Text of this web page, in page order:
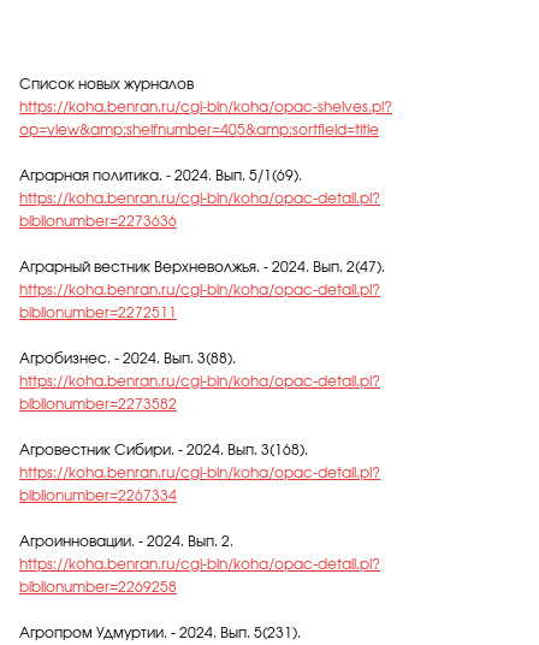
Список новых журналов
https://koha.benran.ru/cgi-bin/koha/opac-shelves.pl?
op=view&amp;shelfnumber=405&amp;sortfield=title
Аграрная политика. - 2024. Вып. 5/1(69).
https://koha.benran.ru/cgi-bin/koha/opac-detail.pl?
biblionumber=2273636
Аграрный вестник Верхневолжья. - 2024. Вып. 2(47).
https://koha.benran.ru/cgi-bin/koha/opac-detail.pl?
biblionumber=2272511
Агробизнес. - 2024. Вып. 3(88).
https://koha.benran.ru/cgi-bin/koha/opac-detail.pl?
biblionumber=2273582
Агровестник Сибири. - 2024. Вып. 3(168).
https://koha.benran.ru/cgi-bin/koha/opac-detail.pl?
biblionumber=2267334
Агроинновации. - 2024. Вып. 2.
https://koha.benran.ru/cgi-bin/koha/opac-detail.pl?
biblionumber=2269258
Агропром Удмуртии. - 2024. Вып. 5(231).